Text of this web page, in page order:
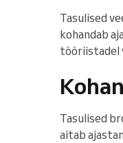
Tasulised
kohandab
tööriistadel
Tasulised
aitab